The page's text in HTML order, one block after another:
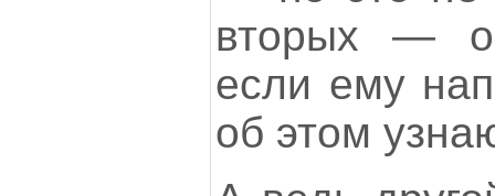
вторых —
если ему
об этом